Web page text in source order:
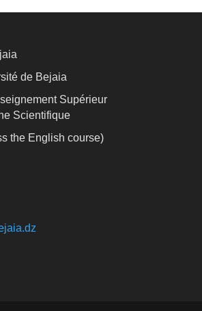
de Bejaia
Supérieur
Scientifique
the English course)